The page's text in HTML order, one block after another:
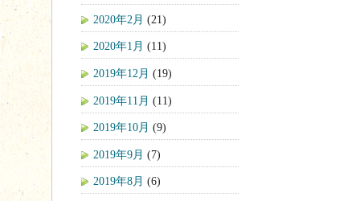
2020年2月 (21)
2020年1月 (11)
2019年12月 (19)
2019年11月 (11)
2019年10月 (9)
2019年9月 (7)
2019年8月 (6)